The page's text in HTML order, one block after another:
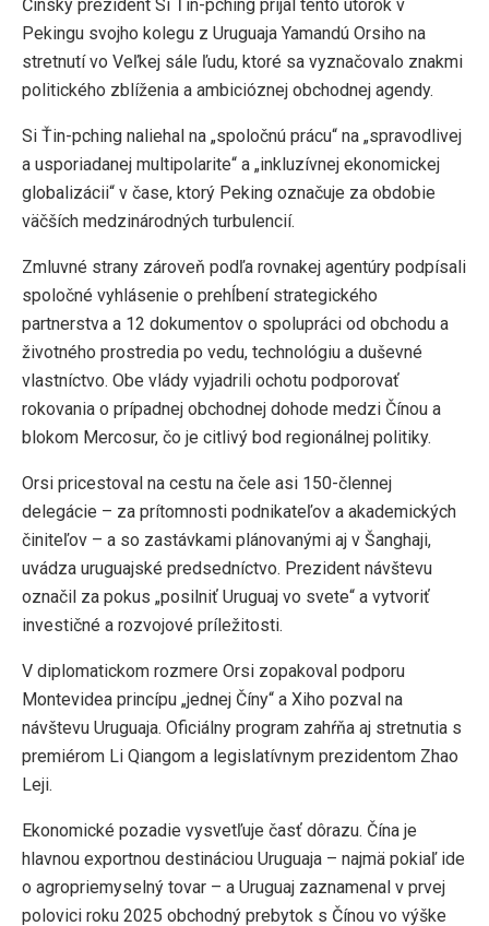
Čínsky prezident Si Ťin-pching prijal tento utorok v
Pekingu svojho kolegu z Uruguaja Yamandú Orsiho na
stretnutí vo Veľkej sále ľudu, ktoré sa vyznačovalo znakmi
politického zblíženia a ambicióznej obchodnej agendy.
Si Ťin-pching naliehal na „spoločnú prácu“ na „spravodlivej
a usporiadanej multipolarite“ a „inkluzívnej ekonomickej
globalizácii“ v čase, ktorý Peking označuje za obdobie
väčších medzinárodných turbulencií.
Zmluvné strany zároveň podľa rovnakej agentúry podpísali
spoločné vyhlásenie o prehĺbení strategického
partnerstva a 12 dokumentov o spolupráci od obchodu a
životného prostredia po vedu, technológiu a duševné
vlastníctvo. Obe vlády vyjadrili ochotu podporovať
rokovania o prípadnej obchodnej dohode medzi Čínou a
blokom Mercosur, čo je citlivý bod regionálnej politiky.
Orsi pricestoval na cestu na čele asi 150-člennej
delegácie – za prítomnosti podnikateľov a akademických
činiteľov – a so zastávkami plánovanými aj v Šanghaji,
uvádza uruguajské predsedníctvo. Prezident návštevu
označil za pokus „posilniť Uruguaj vo svete“ a vytvoriť
investičné a rozvojové príležitosti.
V diplomatickom rozmere Orsi zopakoval podporu
Montevidea princípu „jednej Číny“ a Xiho pozval na
návštevu Uruguaja. Oficiálny program zahŕňa aj stretnutia s
premiérom Li Qiangom a legislatívnym prezidentom Zhao
Leji.
Ekonomické pozadie vysvetľuje časť dôrazu. Čína je
hlavnou exportnou destináciou Uruguaja – najmä pokiaľ ide
o agropriemyselný tovar – a Uruguaj zaznamenal v prvej
polovici roku 2025 obchodný prebytok s Čínou vo výške